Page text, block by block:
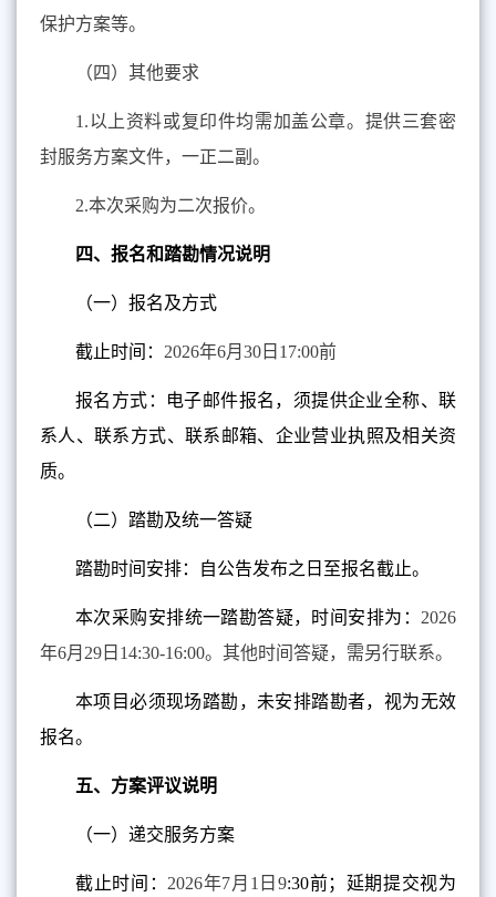
保护方案等。
（四）其他要求
1.以上资料或复印件均需加盖公章。提供三套密
封服务方案文件，一正二副。
2.本次采购为二次报价。
四、报名和踏勘情况说明
（一）报名及方式
截止时间： 2026年6月 30 日 17:00前
报名方式：电子邮件报名，须提供企业全称、联
系人、联系方式、联系邮箱、企业营业执照及相关资
质。
（二）踏勘及统一答疑
踏勘时间安排：自公告发布之日至报名截止。
本次采购安排统一踏勘答疑，时间安排为： 2026
年6月 29 日 14:30-16:00。其他时间答疑，需另行联系。
本项目必须现场踏勘，未安排踏勘者，视为无效
报名。
五、方案评议说明
（一）递交服务方案
截止时间：2026年7月 1 日 9:30前；延期提交视为